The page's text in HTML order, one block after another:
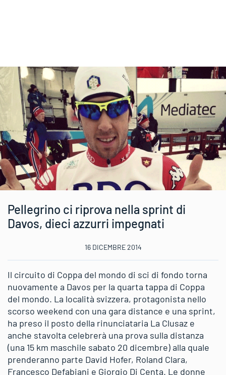
Pellegrino ci riprova nella sprint di
Davos, dieci azzurri impegnati
16 DICEMBRE 2014
Il circuito di Coppa del mondo di sci di fondo torna
nuovamente a Davos per la quarta tappa di Coppa
del mondo. La località svizzera, protagonista nello
scorso weekend con una gara distance e una sprint,
ha preso il posto della rinunciataria La Clusaz e
anche stavolta celebrerà una prova sulla distanza
(una 15 km maschile sabato 20 dicembre) alla quale
prenderanno parte David Hofer, Roland Clara,
Francesco Defabiani e Giorgio Di Centa. Le donne